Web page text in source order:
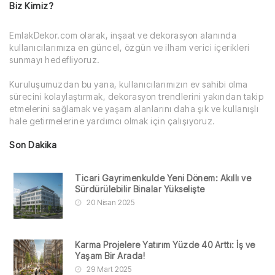
Biz Kimiz?
EmlakDekor.com olarak, inşaat ve dekorasyon alanında
kullanıcılarımıza en güncel, özgün ve ilham verici içerikleri
sunmayı hedefliyoruz.
Kuruluşumuzdan bu yana, kullanıcılarımızın ev sahibi olma
sürecini kolaylaştırmak, dekorasyon trendlerini yakından takip
etmelerini sağlamak ve yaşam alanlarını daha şık ve kullanışlı
hale getirmelerine yardımcı olmak için çalışıyoruz.
Son Dakika
Ticari Gayrimenkulde Yeni Dönem: Akıllı ve
Sürdürülebilir Binalar Yükselişte
20 Nisan 2025
Karma Projelere Yatırım Yüzde 40 Arttı: İş ve
Yaşam Bir Arada!
29 Mart 2025